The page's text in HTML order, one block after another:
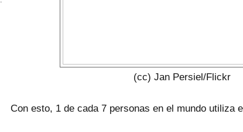
(cc) Jan Persiel/Flickr
Con esto, 1 de cada 7 personas en el mundo utiliza